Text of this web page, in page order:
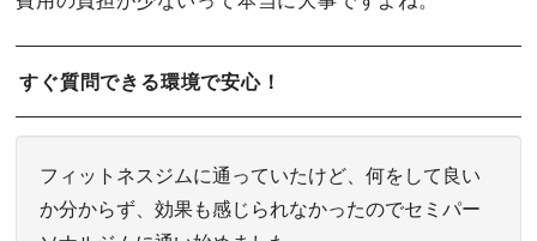
すぐ質問できる環境で安心！
フィットネスジムに通っていたけど、何をして良い
か分からず、効果も感じられなかったのでセミパー